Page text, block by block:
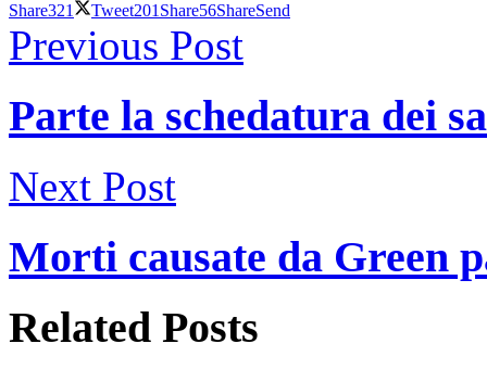
Share321 Tweet201 Share56ShareSend
Previous Post
Parte la schedatura dei
Next Post
Morti causate da Green
Related Posts